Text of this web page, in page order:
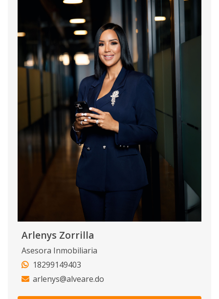
Arlenys Zorrilla
Asesora Inmobiliaria
18299149403
arlenys@alveare.do